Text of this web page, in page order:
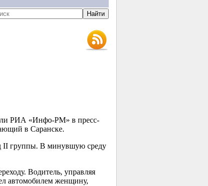
РИА «Инфо-РМ» в пресс-
в Саранске.
II группы. В минувшую среду
Водитель, управляя
автомобилем женщину,